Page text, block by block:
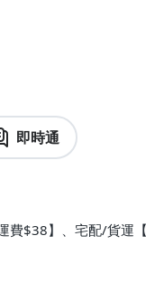
即時通
費$38】、宅配/貨運
費】、郵局掛號【單
交/自取/不寄送【免運